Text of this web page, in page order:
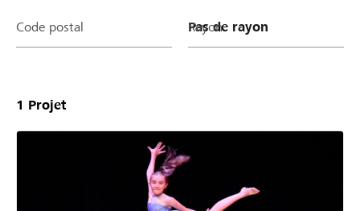
Code postal Rayon
1 Projet